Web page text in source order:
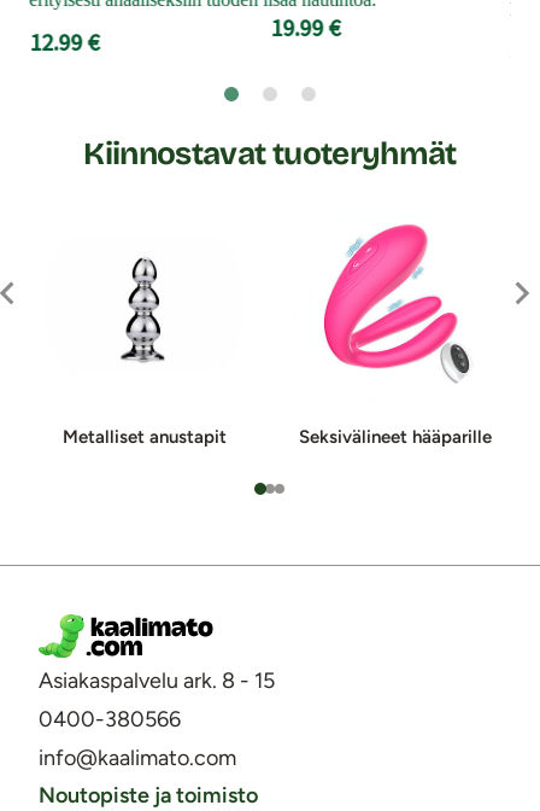
12.99 € 19.99 €
Kiinnostavat tuoteryhmät
Metalliset anus­ta­pit Seksivälineet hääparille
Asiakaspalvelu ark. 8 - 15
0400-380566
info@kaalimato.com
Noutopiste ja toimisto